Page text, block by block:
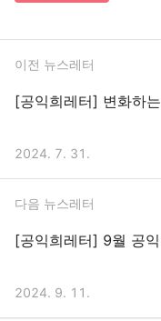
이전 뉴스레터
[공익희레터] 변화하
2024. 7. 31.
다음 뉴스레터
[공익희레터] 9월 공
2024. 9. 11.